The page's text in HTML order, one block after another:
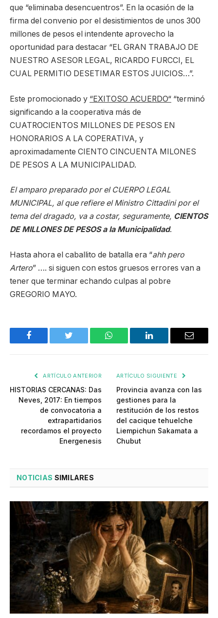
que “eliminaba desencuentros”. En la ocasión de la
firma del convenio por el desistimientos de unos 300
millones de pesos el intendente aprovecho la
oportunidad para destacar “EL GRAN TRABAJO DE
NUESTRO ASESOR LEGAL, RICARDO FURCCI, EL
CUAL PERMITIO DESETIMAR ESTOS JUICIOS…”.
Este promocionado y “EXITOSO ACUERDO“ “terminó
significando a la cooperativa más de
CUATROCIENTOS MILLONES DE PESOS EN
HONORARIOS A LA COPERATIVA, y
aproximadamente CIENTO CINCUENTA MILONES
DE PESOS A LA MUNICIPALIDAD.
El amparo preparado por el CUERPO LEGAL
MUNICIPAL, al que refiere el Ministro Cittadini por el
tema del dragado, va a costar, seguramente, CIENTOS
DE MILLONES DE PESOS a la Municipalidad.
Hasta ahora el caballito de batalla era “ahh pero
Artero” …. si siguen con estos gruesos errores van a
tener que terminar echando culpas al pobre
GREGORIO MAYO.
Facebook Twitter WhatsApp LinkedIn Email
ARTÍCULO ANTERIOR
HISTORIAS CERCANAS: Das
Neves, 2017: En tiempos
de convocatoria a
extrapartidarios
recordamos el proyecto
Energenesis
ARTÍCULO SIGUIENTE
Provincia avanza con las
gestiones para la
restitución de los restos
del cacique tehuelche
Liempichun Sakamata a
Chubut
NOTICIAS SIMILARES